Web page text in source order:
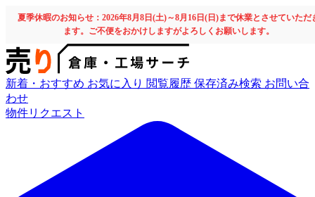
夏季休暇のお知らせ：2026年8月8日(土)～8月16日(日)まで休業とさせていただ
ます。ご不便をおかけしますがよろしくお願いします。
新着・おすすめ お気に入り 閲覧履歴 保存済み検索 お問い合
わせ
物件リクエスト